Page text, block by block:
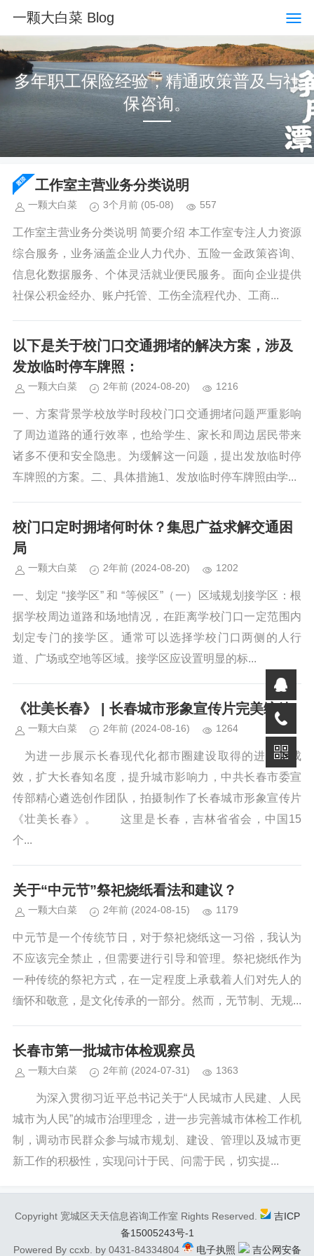
一颗大白菜 Blog
多年职工保险经验，精通政策普及与社
保咨询。
工作室主营业务分类说明
一颗大白菜 3个月前 (05-08) 557
工作室主营业务分类说明 简要介绍 本工作室专注人力资源
综合服务，业务涵盖企业人力代办、五险一金政策咨询、
信息化数据服务、个体灵活就业便民服务。面向企业提供
社保公积金经办、账户托管、工伤全流程代办、工商...
以下是关于校门口交通拥堵的解决方案，涉及
发放临时停车牌照：
一颗大白菜 2年前 (2024-08-20) 1216
一、方案背景学校放学时段校门口交通拥堵问题严重影响
了周边道路的通行效率，也给学生、家长和周边居民带来
诸多不便和安全隐患。为缓解这一问题，提出发放临时停
车牌照的方案。二、具体措施1、发放临时停车牌照由学...
校门口定时拥堵何时休？集思广益求解交通困
局
一颗大白菜 2年前 (2024-08-20) 1202
一、划定 “接学区” 和 “等候区”（一）区域规划接学区：根
据学校周边道路和场地情况，在距离学校门口一定范围内
划定专门的接学区。通常可以选择学校门口两侧的人行
道、广场或空地等区域。接学区应设置明显的标...
《壮美长春》 | 长春城市形象宣传片完美绽放
一颗大白菜 2年前 (2024-08-16) 1264
为进一步展示长春现代化都市圈建设取得的进展和成
效，扩大长春知名度，提升城市影响力，中共长春市委宣
传部精心遴选创作团队，拍摄制作了长春城市形象宣传片
《壮美长春》。 这里是长春，吉林省省会，中国15
个...
关于“中元节”祭祀烧纸看法和建议？
一颗大白菜 2年前 (2024-08-15) 1179
中元节是一个传统节日，对于祭祀烧纸这一习俗，我认为
不应该完全禁止，但需要进行引导和管理。祭祀烧纸作为
一种传统的祭祀方式，在一定程度上承载着人们对先人的
缅怀和敬意，是文化传承的一部分。然而，无节制、无规...
长春市第一批城市体检观察员
一颗大白菜 2年前 (2024-07-31) 1363
为深入贯彻习近平总书记关于“人民城市人民建、人民
城市为人民”的城市治理理念，进一步完善城市体检工作机
制，调动市民群众参与城市规划、建设、管理以及城市更
新工作的积极性，实现问计于民、问需于民，切实提...
Copyright 宽城区天天信息咨询工作室 Rights Reserved.
吉ICP
备15005243号-1
Powered By ccxb. by 0431-84334804
电子执照 吉公网安备